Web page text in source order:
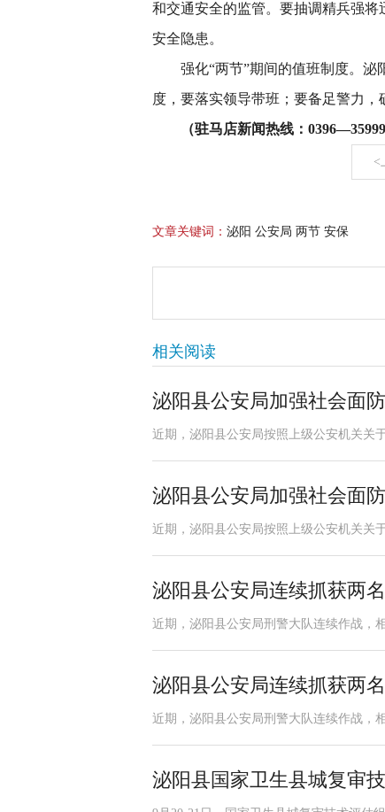
和交通安全的监管。要抽调精兵强将
安全隐患。
强化“两节”期间的值班制度。泌
度，要落实领导带班；要备足警力，
（驻马店新闻热线：
<
文章关键词： 泌阳 公安局 两节 安保
相关阅读
泌阳县公安局加强社会面
近期，泌阳县公安局按照上级公安机关关
泌阳县公安局加强社会面
近期，泌阳县公安局按照上级公安机关关
泌阳县公安局连续抓获两
近期，泌阳县公安局刑警大队连续作战，
泌阳县公安局连续抓获两
近期，泌阳县公安局刑警大队连续作战，
泌阳县国家卫生县城复审